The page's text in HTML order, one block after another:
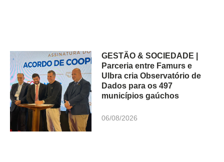
GESTÃO & SOCIEDADE |
Parceria entre Famurs e
Ulbra cria Observatório de
Dados para os 497
municípios gaúchos
06/08/2026